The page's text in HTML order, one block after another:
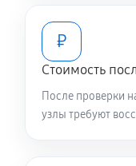
₽
Стоимость
После проверки
узлы требуют